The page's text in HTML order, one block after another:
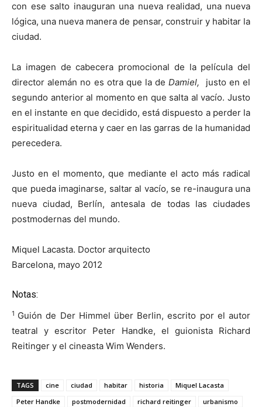
con ese salto inauguran una nueva realidad, una nueva
lógica, una nueva manera de pensar, construir y habitar la
ciudad.
La imagen de cabecera promocional de la película del
director alemán no es otra que la deDamiel,
justo en el
segundo anterior al momento en que salta al vacío. Justo
en el instante en que decidido, está dispuesto a perder la
espiritualidad eterna y caer en las garras de la humanidad
perecedera.
Justo en el momento, que mediante el acto más radical
que pueda imaginarse, saltar al vacío, se re-inaugura una
nueva ciudad, Berlín, antesala de todas las ciudades
postmodernas del mundo.
Miquel Lacasta. Doctor arquitecto
Barcelona, mayo 2012
Notas:
1 Guión de Der Himmel über Berlin, escrito por el autor
teatral y escritor Peter Handke, el guionista Richard
Reitinger y el cineasta Wim Wenders.
TAGS cine ciudad habitar historia
Miquel Lacasta
Peter Handke
postmodernidad richard reitinger
urbanismo